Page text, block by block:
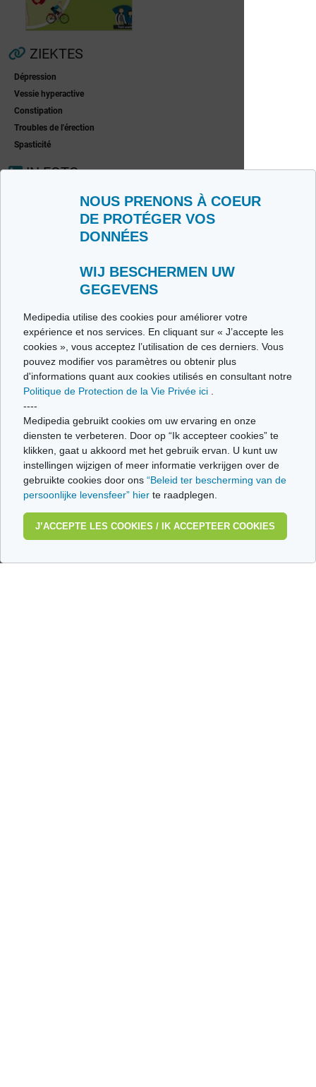
NOUS PRENONS À COEUR
DE PROTÉGER VOS
DONNÉES
WIJ BESCHERMEN UW
GEGEVENS
Medipedia utilise des cookies pour améliorer votre
expérience et nos services. En cliquant sur « J’accepte les
cookies », vous acceptez l’utilisation de ces derniers. Vous
pouvez modifier vos paramètres ou obtenir plus
d'informations quant aux cookies utilisés en consultant notre
Politique de Protection de la Vie Privée ici
----
Medipedia gebruikt cookies om uw ervaring en onze
diensten te verbeteren. Door op “Ik accepteer cookies” te
klikken, gaat u akkoord met het gebruik ervan. U kunt uw
instellingen wijzigen of meer informatie verkrijgen over de
gebruikte cookies door ons “Beleid ter bescherming van de
persoonlijke levensfeer” hier te raadplegen.
J’ACCEPTE LES COOKIES / IK ACCEPTEER COOKIES
Voorkamerfibrillatie
Exocriene pancreas-
ZIEKTES
Dépression
Vessie hyperactive
Constipation
Troubles de l'érection
Spasticité
IN FOTO
Behandeling van
MS:
dymethylfumaraat
(Tecfidera®)
Behandeling van
MS: Natalizumab
(Tysabri®)
De invloed van de
leefomgeving op
multiple sclerose
Behandeling van
MS: Mitoxantrone
(Novantrone®)
IN VIDEO